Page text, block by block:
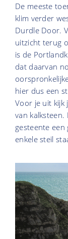
De meeste
klim verder
Durdle Door.
uitzicht terug
is de
dat daarvan
hier dus een
Voor je uit kijk
van
gesteente
enkele steil